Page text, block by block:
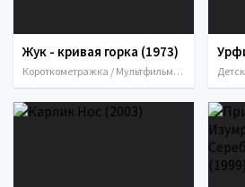
Жук - кривая горка (1973)
Короткометражка / Мультфильмы / СССР / 1973